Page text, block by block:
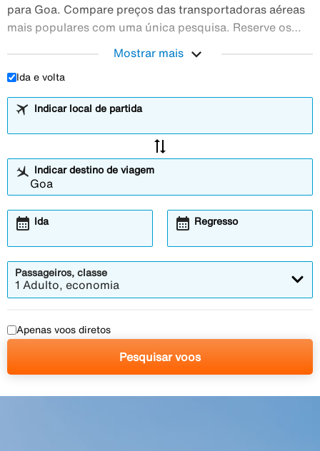
para Goa. Compare preços das transportadoras aéreas
mais populares com uma única pesquisa. Reserve os
Mostrar mais expand_more
Ida e volta
Indicar local de partida
sync_alt
Indicar destino de viagem
Ida
calendar_month Regresso
calendar_month
Passageiros, classe
1 Adulto, economia
Apenas voos diretos
Pesquisar voos